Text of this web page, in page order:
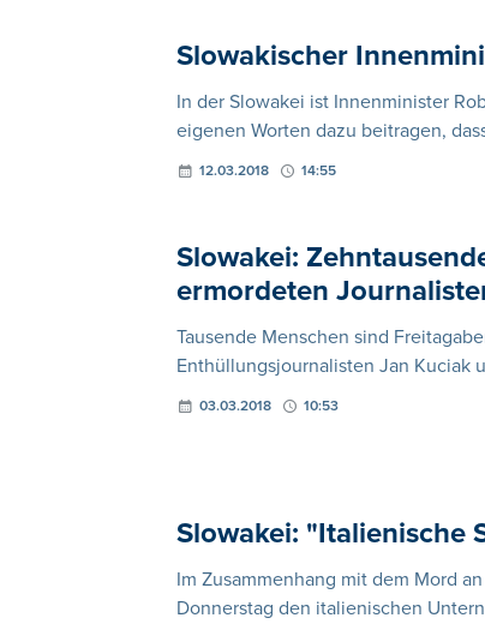
Slowakischer
In der Slowakei ist Innenminister
eigenen Worten dazu beitragen,
12.03.2018 14:55
Slowakei:
ermordeten
Tausende Menschen sind
Enthüllungsjournalisten Jan Kuciak
03.03.2018 10:53
Slowakei: "Italienische
Im Zusammenhang mit dem Mord
Donnerstag den italienischen